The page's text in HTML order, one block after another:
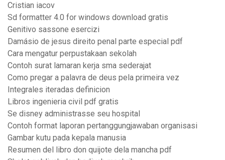
Cristian iacov
Sd formatter 4.0 for windows download gratis
Genitivo sassone esercizi
Damásio de jesus direito penal parte especial pdf
Cara mengatur perpustakaan sekolah
Contoh surat lamaran kerja sma sederajat
Como pregar a palavra de deus pela primeira vez
Integrales iteradas definicion
Libros ingenieria civil pdf gratis
Se disney administrasse seu hospital
Contoh format laporan pertanggungjawaban organisasi
Gambar kutu pada kepala manusia
Resumen del libro don quijote dela mancha pdf